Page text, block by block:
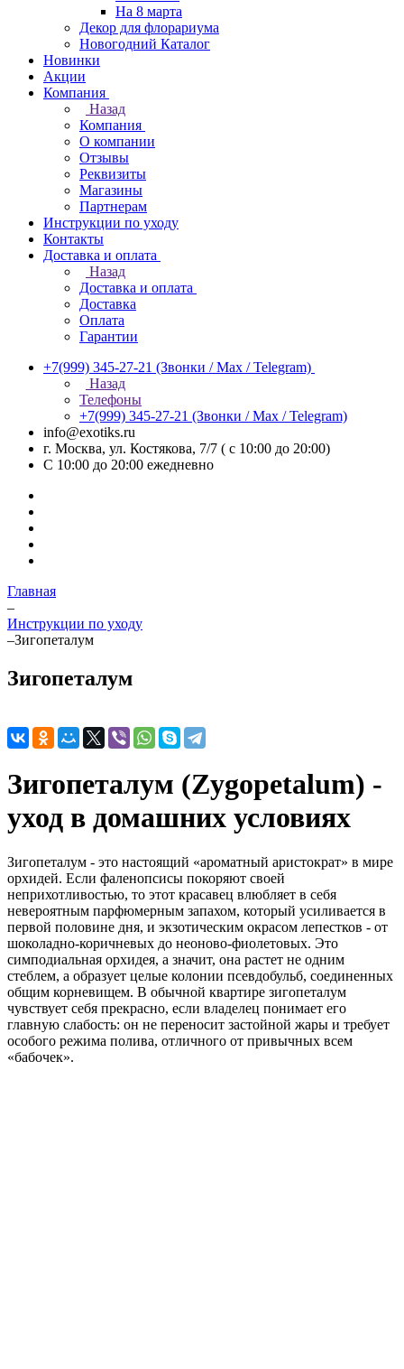
На 8 марта
Декор для флорариума
Новогодний Каталог
Новинки
Акции
Компания
Назад
Компания
О компании
Отзывы
Реквизиты
Магазины
Партнерам
Инструкции по уходу
Контакты
Доставка и оплата
Назад
Доставка и оплата
Доставка
Оплата
Гарантии
+7(999) 345-27-21 (Звонки / Max / Telegram)
Назад
Телефоны
+7(999) 345-27-21 (Звонки / Max / Telegram)
info@exotiks.ru
г. Москва, ул. Костякова, 7/7 ( с 10:00 до 20:00)
С 10:00 до 20:00 ежедневно
Главная
–
Инструкции по уходу
–Зигопеталум
Зигопеталум
Зигопеталум (Zygopetalum) -
уход в домашних условиях
Зигопеталум - это настоящий «ароматный аристократ» в мире
орхидей. Если фаленопсисы покоряют своей
неприхотливостью, то этот красавец влюбляет в себя
невероятным парфюмерным запахом, который усиливается в
первой половине дня, и экзотическим окрасом лепестков - от
шоколадно-коричневых до неоново-фиолетовых. Это
симподиальная орхидея, а значит, она растет не одним
стеблем, а образует целые колонии псевдобульб, соединенных
общим корневищем. В обычной квартире зигопеталум
чувствует себя прекрасно, если владелец понимает его
главную слабость: он не переносит застойной жары и требует
особого режима полива, отличного от привычных всем
«бабочек».